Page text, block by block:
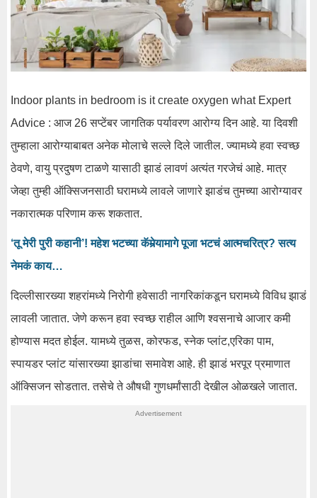
Indoor plants in bedroom is it create oxygen what Expert
Advice : आज 26 सप्टेंबर जागतिक पर्यावरण आरोग्य दिन आहे. या दिवशी
तुम्हाला आरोग्याबाबत अनेक मोलाचे सल्ले दिले जातील. ज्यामध्ये हवा स्वच्छ
ठेवणे, वायु प्रदुषण टाळणे यासाठी झाडं लावणं अत्यंत गरजेचं आहे. मात्र
जेव्हा तुम्ही ऑक्सिजनसाठी घरामध्ये लावले जाणारे झाडंच तुमच्या आरोग्यावर
नकारात्मक परिणाम करू शकतात.
‘तू मेरी पुरी कहानी’! महेश भटच्या कॅमेर्‍यामागे पूजा भटचं आत्मचरित्र? सत्य
नेमकं काय…
दिल्लीसारख्या शहरांमध्ये निरोगी हवेसाठी नागरिकांकडून घरामध्ये विविध झाडं
लावली जातात. जेणे करून हवा स्वच्छ राहील आणि श्वसनाचे आजार कमी
होण्यास मदत होईल. यामध्ये तुळस, कोरफड, स्नेक प्लांट,एरिका पाम,
स्पायडर प्लांट यांसारख्या झाडांचा समावेश आहे. ही झाडं भरपूर प्रमाणात
ऑक्सिजन सोडतात. तसेचे ते औषधी गुणधर्मांसाठी देखील ओळखले जातात.